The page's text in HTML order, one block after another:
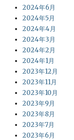
2024年6月
2024年5月
2024年4月
2024年3月
2024年2月
2024年1月
2023年12月
2023年11月
2023年10月
2023年9月
2023年8月
2023年7月
2023年6月